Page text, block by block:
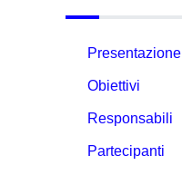
Presentazione
Obiettivi
Responsabili
Partecipanti